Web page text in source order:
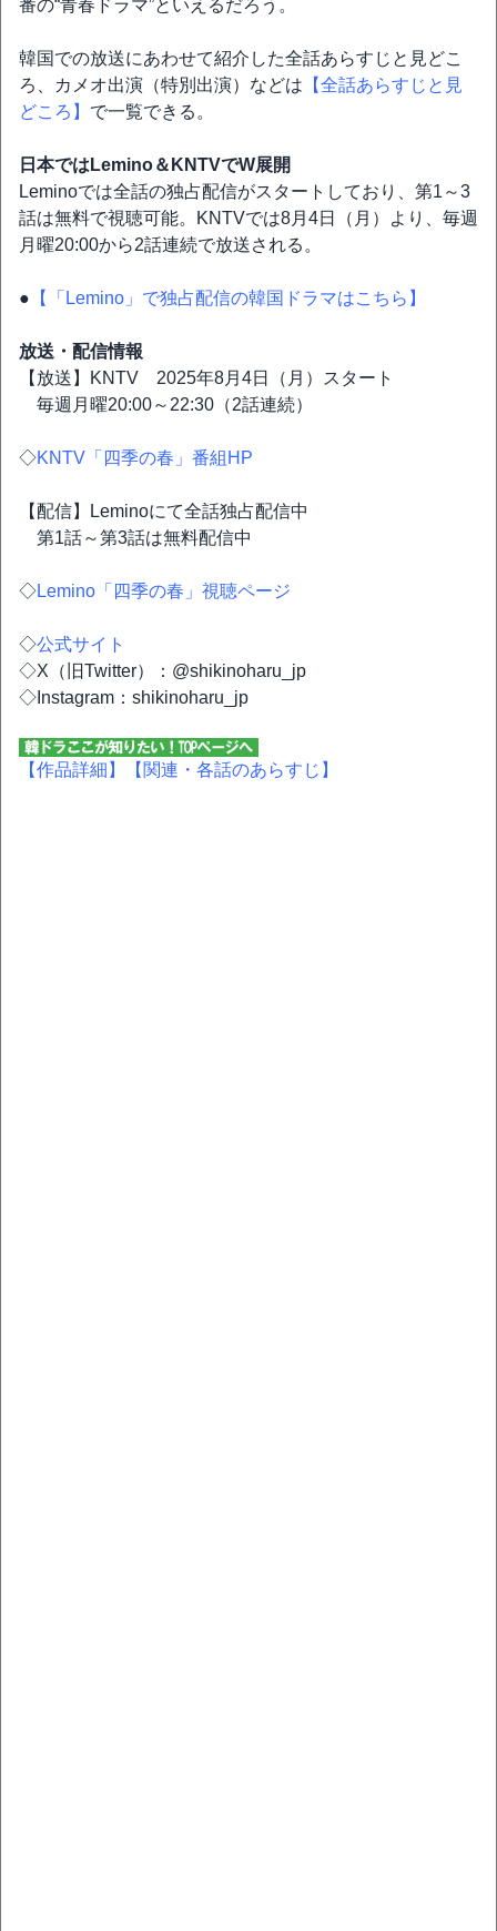
番の“青春ドラマ”といえるだろう。
韓国での放送にあわせて紹介した全話あらすじと見どこ
ろ、カメオ出演（特別出演）などは 【全話あらすじと見
どころ】 で一覧できる。
日本ではLemino＆KNTVでW展開
Leminoでは全話の独占配信がスタートしており、第1～3
話は無料で視聴可能。KNTVでは8月4日（月）より、毎週
月曜20:00から2話連続で放送される。
● 【「Lemino」で独占配信の韓国ドラマはこちら】
放送・配信情報
【放送】KNTV 2025年8月4日（月）スタート
毎週月曜20:00～22:30（2話連続）
◇KNTV「四季の春」番組HP
【配信】Leminoにて全話独占配信中
第1話～第3話は無料配信中
◇Lemino「四季の春」視聴ページ
◇公式サイト
◇X（旧Twitter）：@shikinoharu_jp
◇Instagram：shikinoharu_jp
【作品詳細】 【関連・各話のあらすじ】